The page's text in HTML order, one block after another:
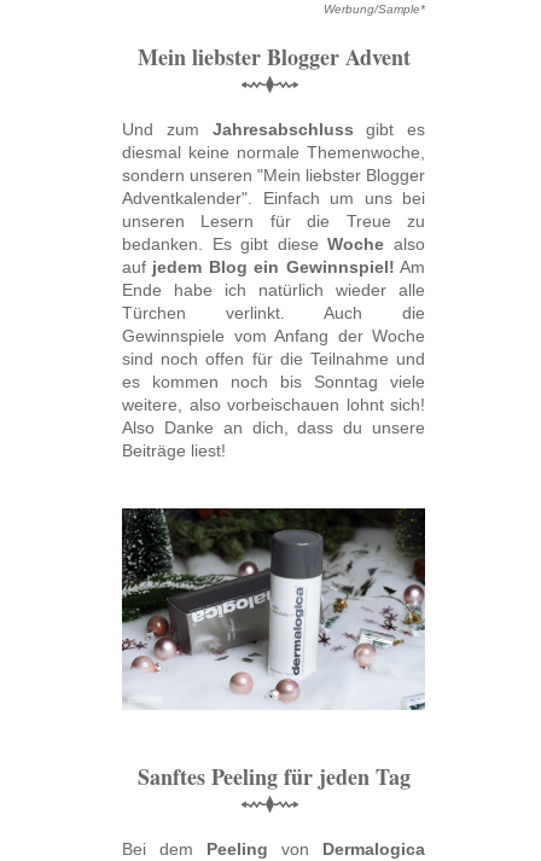
Werbung/Sample*
Mein liebster Blogger Advent
⬳⧫⟿
Und zum Jahresabschlussgibt es
diesmal keine normale Themenwoche,
sondern unseren "Mein liebster Blogger
Adventkalender". Einfach um uns bei
unseren Lesern für die Treue zu
bedanken. Es gibt dieseWochealso
auf jedem Blog ein Gewinnspiel! Am
Ende habe ich natürlich wieder alle
Türchen verlinkt. Auch die
Gewinnspiele vom Anfang der Woche
sind noch offen für die Teilnahme und
es kommen noch bis Sonntag viele
weitere, also vorbeischauen lohnt sich!
Also Danke an dich, dass du unsere
Beiträge liest!
Sanftes Peeling für jeden Tag
⬳⧫⟿
Bei dem Peeling von Dermalogica